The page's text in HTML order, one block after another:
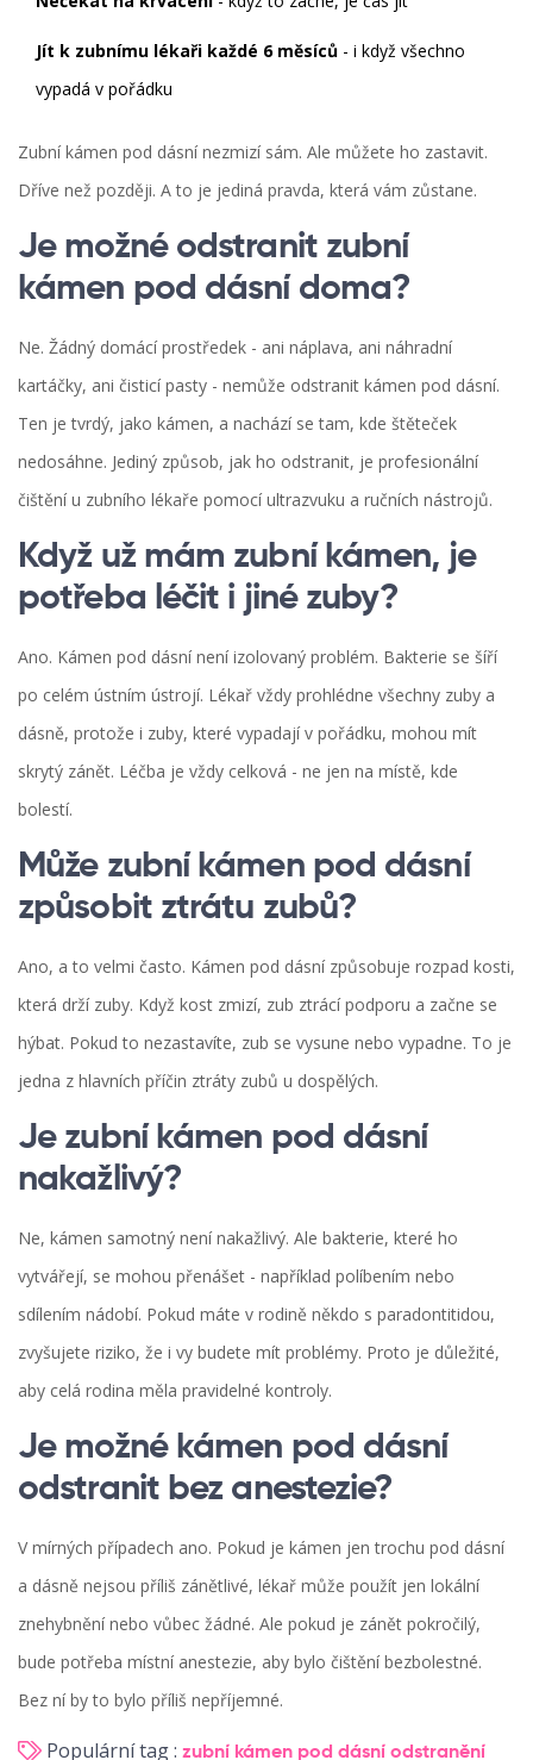
Jít k zubnímu lékaři každé 6 měsíců - i když všechno
vypadá v pořádku
Zubní kámen pod dásní nezmizí sám. Ale můžete ho zastavit.
Dříve než později. A to je jediná pravda, která vám zůstane.
Je možné odstranit zubní
kámen pod dásní doma?
Ne. Žádný domácí prostředek - ani náplava, ani náhradní
kartáčky, ani čisticí pasty - nemůže odstranit kámen pod dásní.
Ten je tvrdý, jako kámen, a nachází se tam, kde štěteček
nedosáhne. Jediný způsob, jak ho odstranit, je profesionální
čištění u zubního lékaře pomocí ultrazvuku a ručních nástrojů.
Když už mám zubní kámen, je
potřeba léčit i jiné zuby?
Ano. Kámen pod dásní není izolovaný problém. Bakterie se šíří
po celém ústním ústrojí. Lékař vždy prohlédne všechny zuby a
dásně, protože i zuby, které vypadají v pořádku, mohou mít
skrytý zánět. Léčba je vždy celková - ne jen na místě, kde
bolestí.
Může zubní kámen pod dásní
způsobit ztrátu zubů?
Ano, a to velmi často. Kámen pod dásní způsobuje rozpad kosti,
která drží zuby. Když kost zmizí, zub ztrácí podporu a začne se
hýbat. Pokud to nezastavíte, zub se vysune nebo vypadne. To je
jedna z hlavních příčin ztráty zubů u dospělých.
Je zubní kámen pod dásní
nakažlivý?
Ne, kámen samotný není nakažlivý. Ale bakterie, které ho
vytvářejí, se mohou přenášet - například políbením nebo
sdílením nádobí. Pokud máte v rodině někdo s paradontitidou,
zvyšujete riziko, že i vy budete mít problémy. Proto je důležité,
aby celá rodina měla pravidelné kontroly.
Je možné kámen pod dásní
odstranit bez anestezie?
V mírných případech ano. Pokud je kámen jen trochu pod dásní
a dásně nejsou příliš zánětlivé, lékař může použít jen lokální
znehybnění nebo vůbec žádné. Ale pokud je zánět pokročilý,
bude potřeba místní anestezie, aby bylo čištění bezbolestné.
Bez ní by to bylo příliš nepříjemné.
Populární tag : zubní kámen pod dásní odstranění